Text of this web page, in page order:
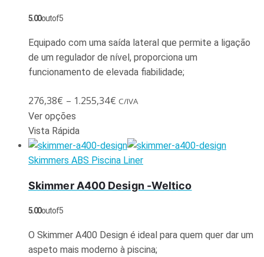
5.00out of 5
Equipado com uma saída lateral que permite a ligação
de um regulador de nível, proporciona um
funcionamento de elevada fiabilidade;
276,38€ – 1.255,34€ C/IVA
Ver opções
Vista Rápida
Skimmers ABS Piscina Liner
Skimmer A400 Design -Weltico
5.00out of 5
O Skimmer A400 Design é ideal para quem quer dar um
aspeto mais moderno à piscina;